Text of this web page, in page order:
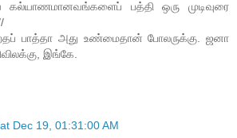
கல்யாணமானவங்களைப் பத்தி ஒரு முடிவுரை
பாத்தா அது உண்மைதான் போலருக்கு. ஜனா
இங்கே.
Dec 19, 01:31:00 AM